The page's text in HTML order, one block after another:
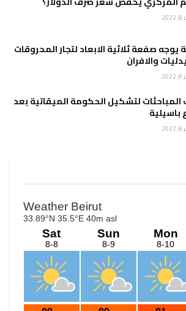
يوجه صفعة ثلاثية الابعاد لتجار المحروقات
والافران
لتشكيل الحكومة الميقاتية بعد
باسيلية